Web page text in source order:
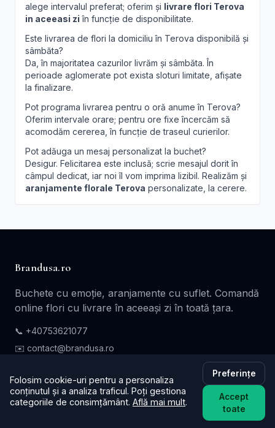
alege intervalul preferat; oferim și livrare flori Terova
in aceeasi zi în funcție de disponibilitate.
Este livrarea de flori la domiciliu în Terova disponibilă și
sâmbăta?
Da, în majoritatea cazurilor livrăm și sâmbăta. În
perioade aglomerate pot exista sloturi limitate, afișate
la finalizare.
Pot programa livrarea pentru o oră anume în Terova?
Oferim intervale orare; pentru ore fixe încercăm să
acomodăm cererea, în funcție de traseul curierilor.
Pot adăuga un mesaj personalizat la buchet?
Desigur. Felicitarea este inclusă; scrie mesajul dorit în
câmpul dedicat, iar noi îl vom imprima lizibil. Realizăm și
aranjamente florale Terova personalizate, la cerere.
Brandusa.ro
Buchete cu emoție, aranjamente cu suflet. Comandă
online flori cu livrare în aceeași zi în toată țara.
📞 +40753621077
✉️ contact@brandusa.ro
Servicii
Buchete de Flori
Folosim cookie-uri pentru a personaliza
conținutul și a analiza traficul. Poți gestiona
categoriile de consimțământ. Află mai mult.
Preferințe
Accept
toate